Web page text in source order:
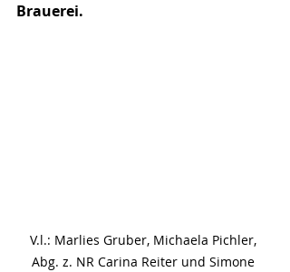
Brauerei.
V.l.: Marlies Gruber, Michaela Pichler,
Abg. z. NR Carina Reiter und Simone